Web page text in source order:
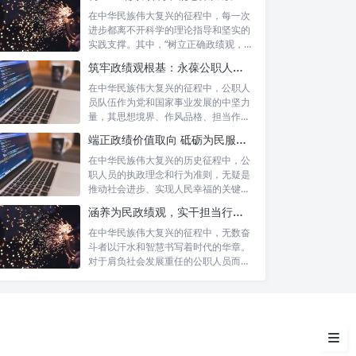
在中华民族伟大复兴的征程中，每一次
进步都离不开科学的理论指导和坚实的
实践支撑。其中，“树立正确政绩观，凝
筑牢政绩观根基：永葆公职人员本色的时代考量与实践路径
在中华民族伟大复兴的征程中，公职人
员队伍作为党和国家事业发展的中坚力
量，其思想境界、作风品格、担当作为
端正政绩价值取向 砥砺为民服务初心：新时代公仆的责任与担当
在中华民族伟大复兴的历史征程中，公
职人员的执政理念和行为准则，无疑是
推动社会进步、实现人民幸福的关键所
涵养为民政绩观，实干担当行稳致远：新时代公仆的价值坐标与实践航向
在中华民族伟大复兴的征程中，无数奋
斗者以汗水和智慧书写着时代的华章。
对于肩负社会发展重任的公职人员而
何谓“以人民为中心的发展思
想”？
为何必须践行以人民为中心的发
展思想？